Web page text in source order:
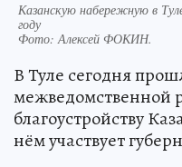
Казанскую набережную в
году
Фото:Алексей ФОКИН.
В Туле сегодня
межведомственной
благоустройству
нём участвует